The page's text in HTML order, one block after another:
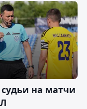
на матчи